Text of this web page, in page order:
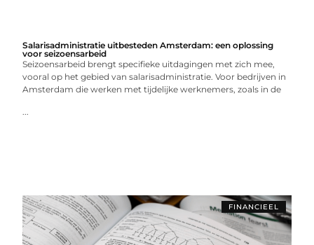
Salarisadministratie uitbesteden Amsterdam: een oplossing
voor seizoensarbeid
Seizoensarbeid brengt specifieke uitdagingen met zich mee,
vooral op het gebied van salarisadministratie. Voor bedrijven in
Amsterdam die werken met tijdelijke werknemers, zoals in de
...
FINANCIEEL